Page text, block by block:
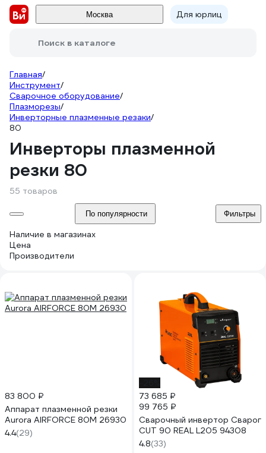
Москва Для юрлиц
Поиск в каталоге
Главная/
Инструмент/
Сварочное оборудование/
Плазморезы/
Инверторные плазменные резаки/
80
Инверторы плазменной
резки 80
55 товаров
По популярности Фильтры
Наличие в магазинах
Цена
Производители
83 800 ₽
Аппарат плазменной резки
Aurora AIRFORCE 80M 26930
4.4(29)
73 685 ₽
99 765 ₽
Сварочный инвертор Сварог
CUT 90 REAL L205 94308
4.8(33)